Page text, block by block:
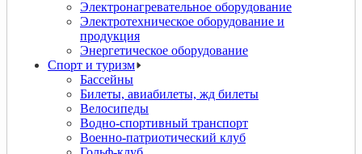
Электронагревательное оборудование
Электротехническое оборудование и
продукция
Энергетическое оборудование
Спорт и туризм
Бассейны
Билеты, авиабилеты, жд билеты
Велосипеды
Водно-спортивный транспорт
Военно-патриотический клуб